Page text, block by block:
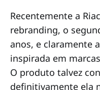
Recentemente a
rebranding, o
anos, e claramente
inspirada em
O produto talvez
definitivamente ela